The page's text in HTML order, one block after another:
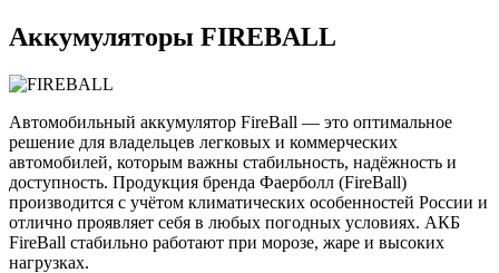
Аккумуляторы FIREBALL
Автомобильный аккумулятор FireBall — это оптимальное
решение для владельцев легковых и коммерческих
автомобилей, которым важны стабильность, надёжность и
доступность. Продукция бренда Фаерболл (FireBall)
производится с учётом климатических особенностей России и
отлично проявляет себя в любых погодных условиях. АКБ
FireBall стабильно работают при морозе, жаре и высоких
нагрузках.